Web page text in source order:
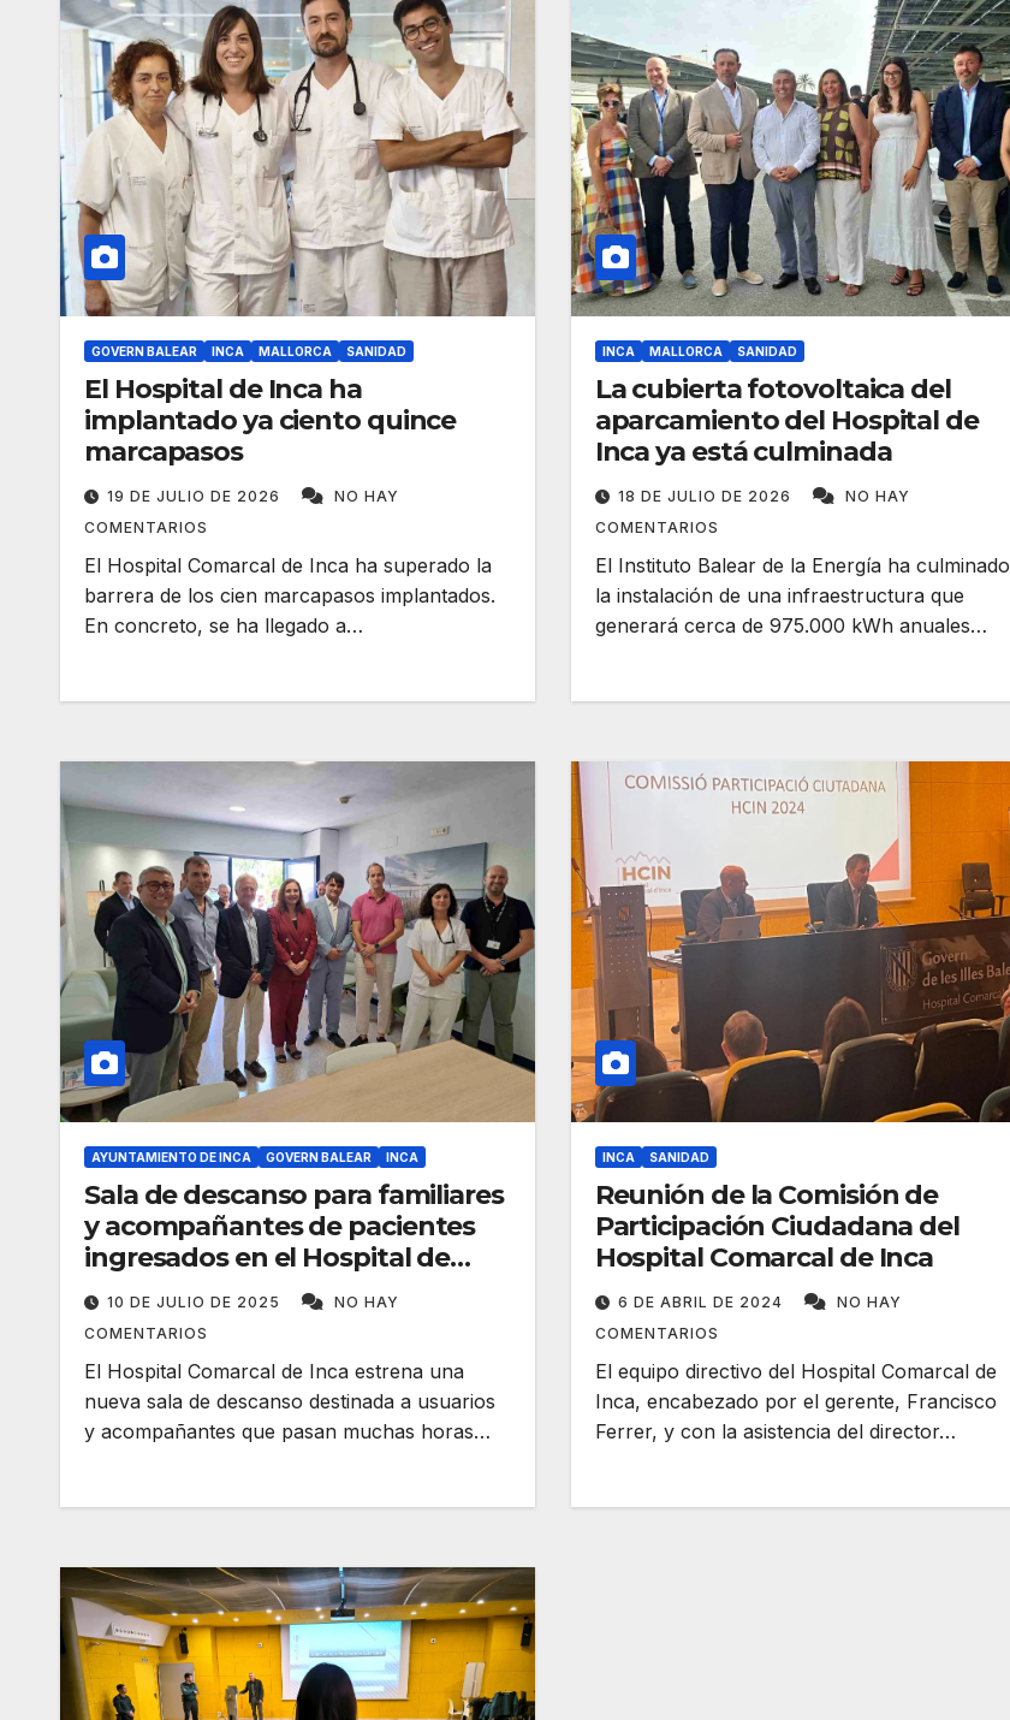
GOVERN BALEAR INCA MALLORCA SANIDAD
El Hospital de Inca ha
implantado ya ciento quince
marcapasos
19 DE JULIO DE 2026
NO HAY
COMENTARIOS
El Hospital Comarcal de Inca ha superado la
barrera de los cien marcapasos implantados.
En concreto, se ha llegado a…
INCA MALLORCA SANIDAD
La cubierta fotovoltaica del
aparcamiento del Hospital de
Inca ya está culminada
18 DE JULIO DE 2026
NO HAY
COMENTARIOS
El Instituto Balear de la Energía ha culminado
la instalación de una infraestructura que
generará cerca de 975.000 kWh anuales…
AYUNTAMIENTO DE INCA GOVERN BALEAR INCA
Sala de descanso para familiares
y acompañantes de pacientes
ingresados en el Hospital de
Inca
10 DE JULIO DE 2025
NO HAY
COMENTARIOS
El Hospital Comarcal de Inca estrena una
nueva sala de descanso destinada a usuarios
y acompañantes que pasan muchas horas…
INCA SANIDAD
Reunión de la Comisión de
Participación Ciudadana del
Hospital Comarcal de Inca
6 DE ABRIL DE 2024
NO HAY
COMENTARIOS
El equipo directivo del Hospital Comarcal de
Inca, encabezado por el gerente, Francisco
Ferrer, y con la asistencia del director…